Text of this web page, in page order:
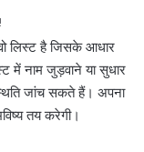
लिस्ट है जिसके आधार
में नाम जुड़वाने या सुधार
जांच सकते हैं। अपना
तय करेगी।